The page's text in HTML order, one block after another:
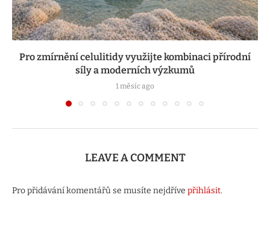
Pro zmírnění celulitidy využijte kombinaci přírodní
síly a moderních výzkumů
1 měsíc ago
LEAVE A COMMENT
Pro přidávání komentářů se musíte nejdříve přihlásit.